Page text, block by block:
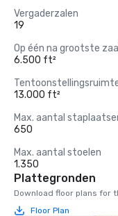
Wine Spectator
voor casinospelers
Atlantic City Weekly
Vergaderzalen
19
Op één na grootste zaal
6.500 ft²
13.000 ft²
Max. aantal
650
Max. aantal stoelen
1.350
Plattegronden
Download floor plans for
Floor Plan